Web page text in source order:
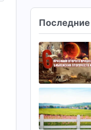
Последние